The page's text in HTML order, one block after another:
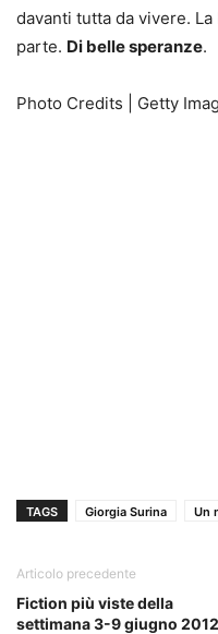
davanti tutta da vivere.
parte. Di belle speranze.
Photo Credits | Getty
TAGS Giorgia Surina Un
Articolo precedente
Fiction più viste della
settimana 3-9 giugno